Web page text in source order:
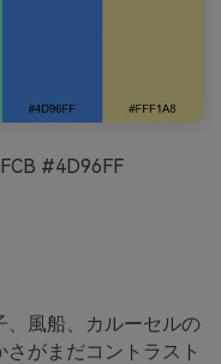
#4D96FF
、風船、カルーセルの
がまだコントラスト